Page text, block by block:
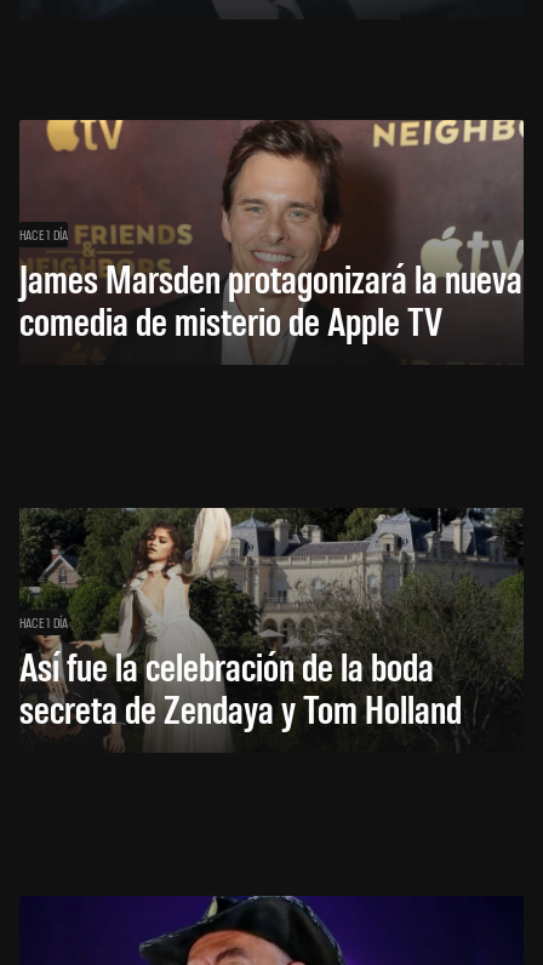
HACE 1 DÍA
James Marsden protagonizará la nueva
comedia de misterio de Apple TV
HACE 1 DÍA
Así fue la celebración de la boda
secreta de Zendaya y Tom Holland